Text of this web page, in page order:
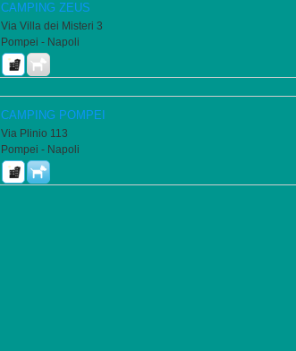
CAMPING ZEUS
Via Villa dei Misteri 3
Pompei - Napoli
CAMPING POMPEI
Via Plinio 113
Pompei - Napoli